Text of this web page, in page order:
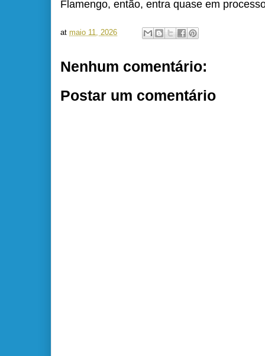
Flamengo, então, entra quase em
at maio 11, 2026
Nenhum comentário:
Postar um comentário